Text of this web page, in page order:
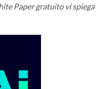
Paper gratuito vi spiega